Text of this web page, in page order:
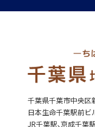
千葉県千葉市中央区
日本生命千葉駅前ビ
JR千葉駅、京成千葉